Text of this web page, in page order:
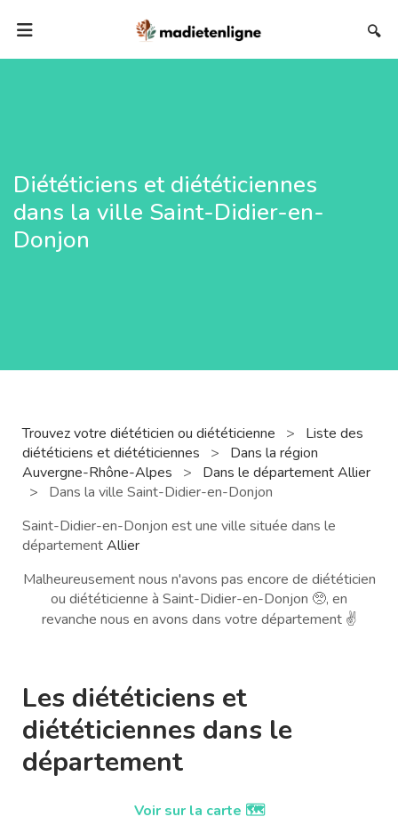
🔍
Diététiciens et diététiciennes
dans la ville Saint-Didier-en-
Donjon
Trouvez votre diététicien ou diététicienne >
Liste des
diététiciens et diététiciennes
>
Dans la région
Auvergne-Rhône-Alpes
>
Dans le département Allier
>
Dans la ville Saint-Didier-en-Donjon
Saint-Didier-en-Donjon est une ville située dans le
départementAllier
Malheureusement nous n'avons pas encore de diététicien
ou diététicienne à Saint-Didier-en-Donjon 🥺, en
revanche nous en avons dans votre département ✌️
Les diététiciens et
diététiciennes dans le
département
Voir sur la carte 🗺️